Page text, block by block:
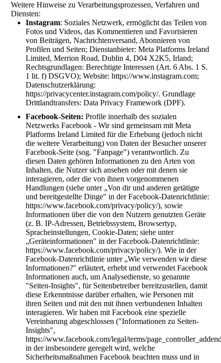
Weitere Hinweise zu Verarbeitungsprozessen, Verfahren und
Diensten:
Instagram: Soziales Netzwerk, ermöglicht das Teilen von
Fotos und Videos, das Kommentieren und Favorisieren
von Beiträgen, Nachrichtenversand, Abonnieren von
Profilen und Seiten; Dienstanbieter: Meta Platforms Ireland
Limited, Merrion Road, Dublin 4, D04 X2K5, Irland;
Rechtsgrundlagen: Berechtigte Interessen (Art. 6 Abs. 1 S.
1 lit. f) DSGVO); Website: https://www.instagram.com;
Datenschutzerklärung:
https://privacycenter.instagram.com/policy/. Grundlage
Drittlandtransfers: Data Privacy Framework (DPF).
Facebook-Seiten: Profile innerhalb des sozialen
Netzwerks Facebook - Wir sind gemeinsam mit Meta
Platforms Ireland Limited für die Erhebung (jedoch nicht
die weitere Verarbeitung) von Daten der Besucher unserer
Facebook-Seite (sog. "Fanpage") verantwortlich. Zu
diesen Daten gehören Informationen zu den Arten von
Inhalten, die Nutzer sich ansehen oder mit denen sie
interagieren, oder die von ihnen vorgenommenen
Handlungen (siehe unter „Von dir und anderen getätigte
und bereitgestellte Dinge" in der Facebook-Datenrichtlinie:
https://www.facebook.com/privacy/policy/), sowie
Informationen über die von den Nutzern genutzten Geräte
(z. B. IP-Adressen, Betriebssystem, Browsertyp,
Spracheinstellungen, Cookie-Daten; siehe unter
„Geräteinformationen" in der Facebook-Datenrichtlinie:
https://www.facebook.com/privacy/policy/). Wie in der
Facebook-Datenrichtlinie unter „Wie verwenden wir diese
Informationen?" erläutert, erhebt und verwendet Facebook
Informationen auch, um Analysedienste, so genannte
"Seiten-Insights", für Seitenbetreiber bereitzustellen, damit
diese Erkenntnisse darüber erhalten, wie Personen mit
ihren Seiten und mit den mit ihnen verbundenen Inhalten
interagieren. Wir haben mit Facebook eine spezielle
Vereinbarung abgeschlossen ("Informationen zu Seiten-
Insights",
https://www.facebook.com/legal/terms/
in der insbesondere geregelt wird, welche
Sicherheitsmaßnahmen Facebook beachten muss und in